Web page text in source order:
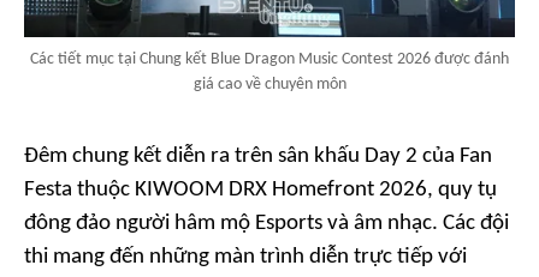
Các tiết mục tại Chung kết Blue Dragon Music Contest 2026 được đánh
giá cao về chuyên môn
Đêm chung kết diễn ra trên sân khấu Day 2 của Fan
Festa thuộc KIWOOM DRX Homefront 2026, quy tụ
đông đảo người hâm mộ Esports và âm nhạc. Các đội
thi mang đến những màn trình diễn trực tiếp với